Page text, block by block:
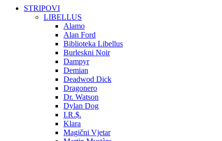
STRIPOVI
LIBELLUS
Alamo
Alan Ford
Biblioteka Libellus
Burleskni Noir
Dampyr
Demian
Deadwod Dick
Dragonero
Dr. Watson
Dylan Dog
I.R.$.
Klara
Magični Vjetar